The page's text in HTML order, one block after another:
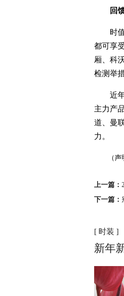
回
时值上
都可享
厢、科
检测举
近年来
主力产
道、曼
力。
（声明
上一篇：
下一篇：
[ 时装 ]
新年